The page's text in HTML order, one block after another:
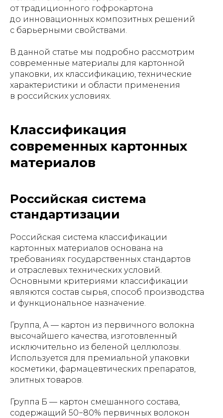
от традиционного гофрокартона
до инновационных композитных решений
с барьерными свойствами.
В данной статье мы подробно рассмотрим
современные материалы для картонной
упаковки, их классификацию, технические
характеристики и области применения
в российских условиях.
Классификация
современных картонных
материалов
Российская система
стандартизации
Российская система классификации
картонных материалов основана на
требованиях государственных стандартов
и отраслевых технических условий.
Основными критериями классификации
являются состав сырья, способ производства
и функциональное назначение.
Группа, А — картон из первичного волокна
высочайшего качества, изготовленный
исключительно из беленой целлюлозы.
Используется для премиальной упаковки
косметики, фармацевтических препаратов,
элитных товаров.
Группа Б — картон смешанного состава,
содержащий 50−80% первичных волокон